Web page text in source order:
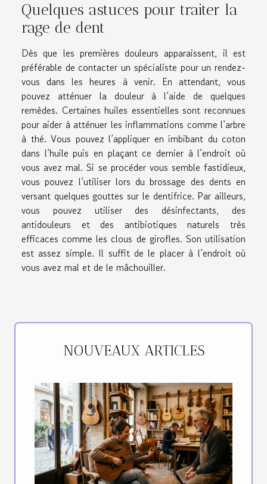
Quelques astuces pour traiter la
rage de dent
Dès que les premières douleurs apparaissent, il est
préférable de contacter un spécialiste pour un rendez-
vous dans les heures à venir. En attendant, vous
pouvez atténuer la douleur à l’aide de quelques
remèdes. Certaines huiles essentielles sont reconnues
pour aider à atténuer les inflammations comme l’arbre
à thé. Vous pouvez l’appliquer en imbibant du coton
dans l’huile puis en plaçant ce dernier à l’endroit où
vous avez mal. Si se procéder vous semble fastidieux,
vous pouvez l’utiliser lors du brossage des dents en
versant quelques gouttes sur le dentifrice. Par ailleurs,
vous pouvez utiliser des désinfectants, des
antidouleurs et des antibiotiques naturels très
efficaces comme les clous de girofles. Son utilisation
est assez simple. Il suffit de le placer à l’endroit où
vous avez mal et de le mâchouiller.
NOUVEAUX ARTICLES